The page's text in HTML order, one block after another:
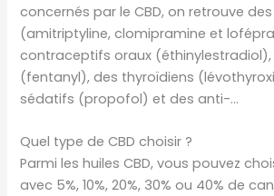
concernés par le CBD, on retrouve
(amitriptyline, clomipramine et
contraceptifs oraux
(fentanyl), des thyroïdiens
sédatifs (propofol) et des anti-…
Quel type de CBD choisir ?
Parmi les huiles CBD, vous pouvez
avec 5%, 10%, 20%, 30% ou 40% de